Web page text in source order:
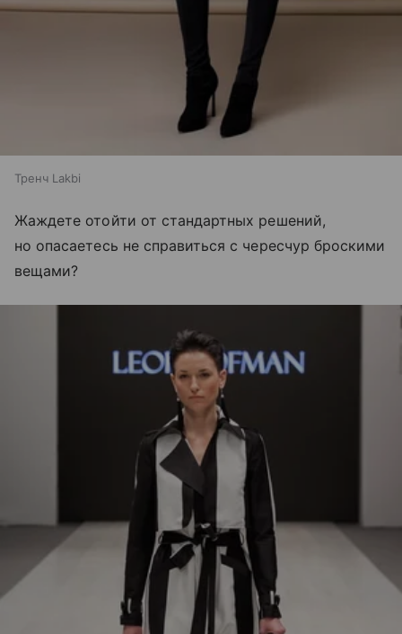
Тренч Lakbi
Жаждете отойти от стандартных решений,
но опасаетесь не справиться с чересчур броскими
вещами?